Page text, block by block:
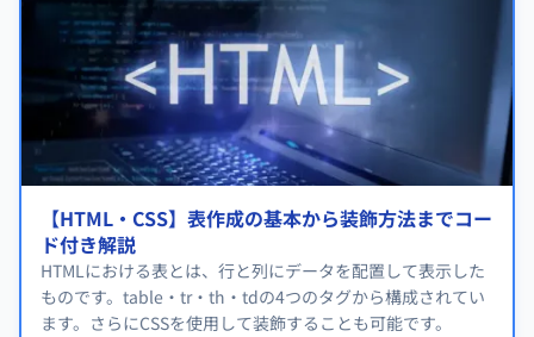
【HTML・CSS】表作成の基本から装飾方法までコー
ド付き解説
HTMLにおける表とは、行と列にデータを配置して表示した
ものです。table・tr・th・tdの4つのタグから構成されてい
ます。さらにCSSを使用して装飾することも可能です。